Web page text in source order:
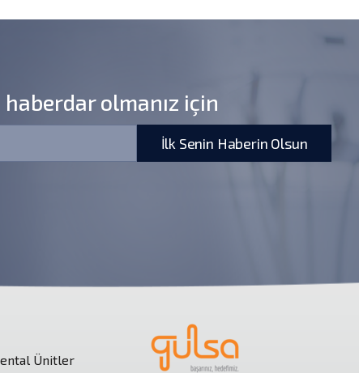
olmanız için
İlk Senin Haberin Olsun
Ünitler